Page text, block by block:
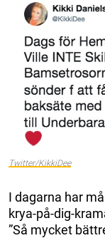
Twitter/KikkiDee
I dagarna har
krya-på-dig-
”Så mycket